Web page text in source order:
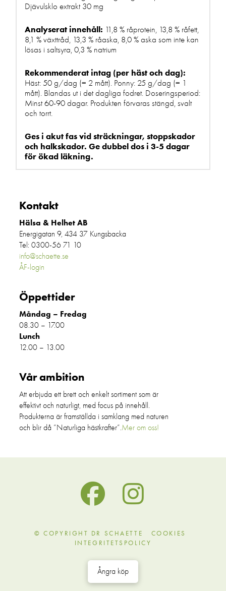
Djävulsklo extrakt 30 mg
Analyserat innehåll: 11,8 % råprotein, 13,8 % råfett,
8,1 % växttråd, 13,3 % råaska, 8,0 % aska som inte kan
lösas i saltsyra, 0,3 % natrium
Rekommenderat intag (per häst och dag):
Häst: 50 g/dag (= 2 mått). Ponny: 25 g/dag (= 1
mått). Blandas ut i det dagliga fodret. Doseringsperiod:
Minst 60-90 dagar. Produkten förvaras stängd, svalt
och torrt.
Ges i akut fas vid sträckningar, stoppskador
och halkskador. Ge dubbel dos i 3-5 dagar
för ökad läkning.
Kontakt
Hälsa & Helhet AB
Energigatan 9, 434 37 Kungsbacka
Tel: 0300-56 71 10
info@schaette.se
ÅF-login
Öppettider
Måndag – Fredag
08.30 – 17.00
Lunch
12.00 – 13.00
Vår ambition
Att erbjuda ett brett och enkelt sortiment som är
effektivt och naturligt, med focus på innehåll.
Produkterna är framställda i samklang med naturen
och blir då ”Naturliga hästkrafter”.Mer om oss!
© COPYRIGHT DR SCHAETTE COOKIES
INTEGRITETSPOLICY
Ångra köp